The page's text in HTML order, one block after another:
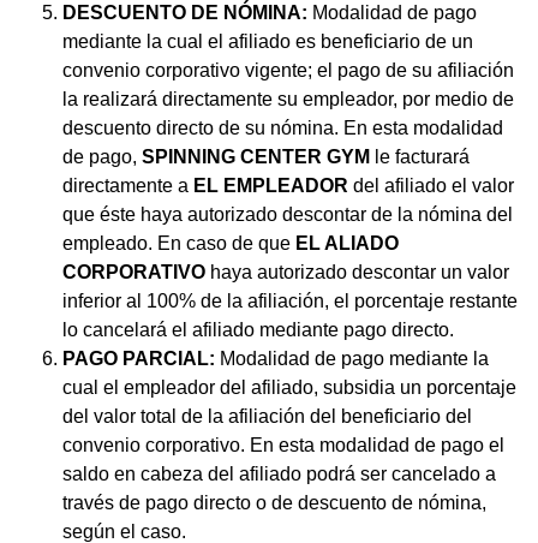
DESCUENTO DE NÓMINA: Modalidad de pago
mediante la cual el afiliado es beneficiario de un
convenio corporativo vigente; el pago de su afiliación
la realizará directamente su empleador, por medio de
descuento directo de su nómina. En esta modalidad
de pago, SPINNING CENTER GYM le facturará
directamente a EL EMPLEADOR del afiliado el valor
que éste haya autorizado descontar de la nómina del
empleado. En caso de que EL ALIADO
CORPORATIVO haya autorizado descontar un valor
inferior al 100% de la afiliación, el porcentaje restante
lo cancelará el afiliado mediante pago directo.
PAGO PARCIAL: Modalidad de pago mediante la
cual el empleador del afiliado, subsidia un porcentaje
del valor total de la afiliación del beneficiario del
convenio corporativo. En esta modalidad de pago el
saldo en cabeza del afiliado podrá ser cancelado a
través de pago directo o de descuento de nómina,
según el caso.